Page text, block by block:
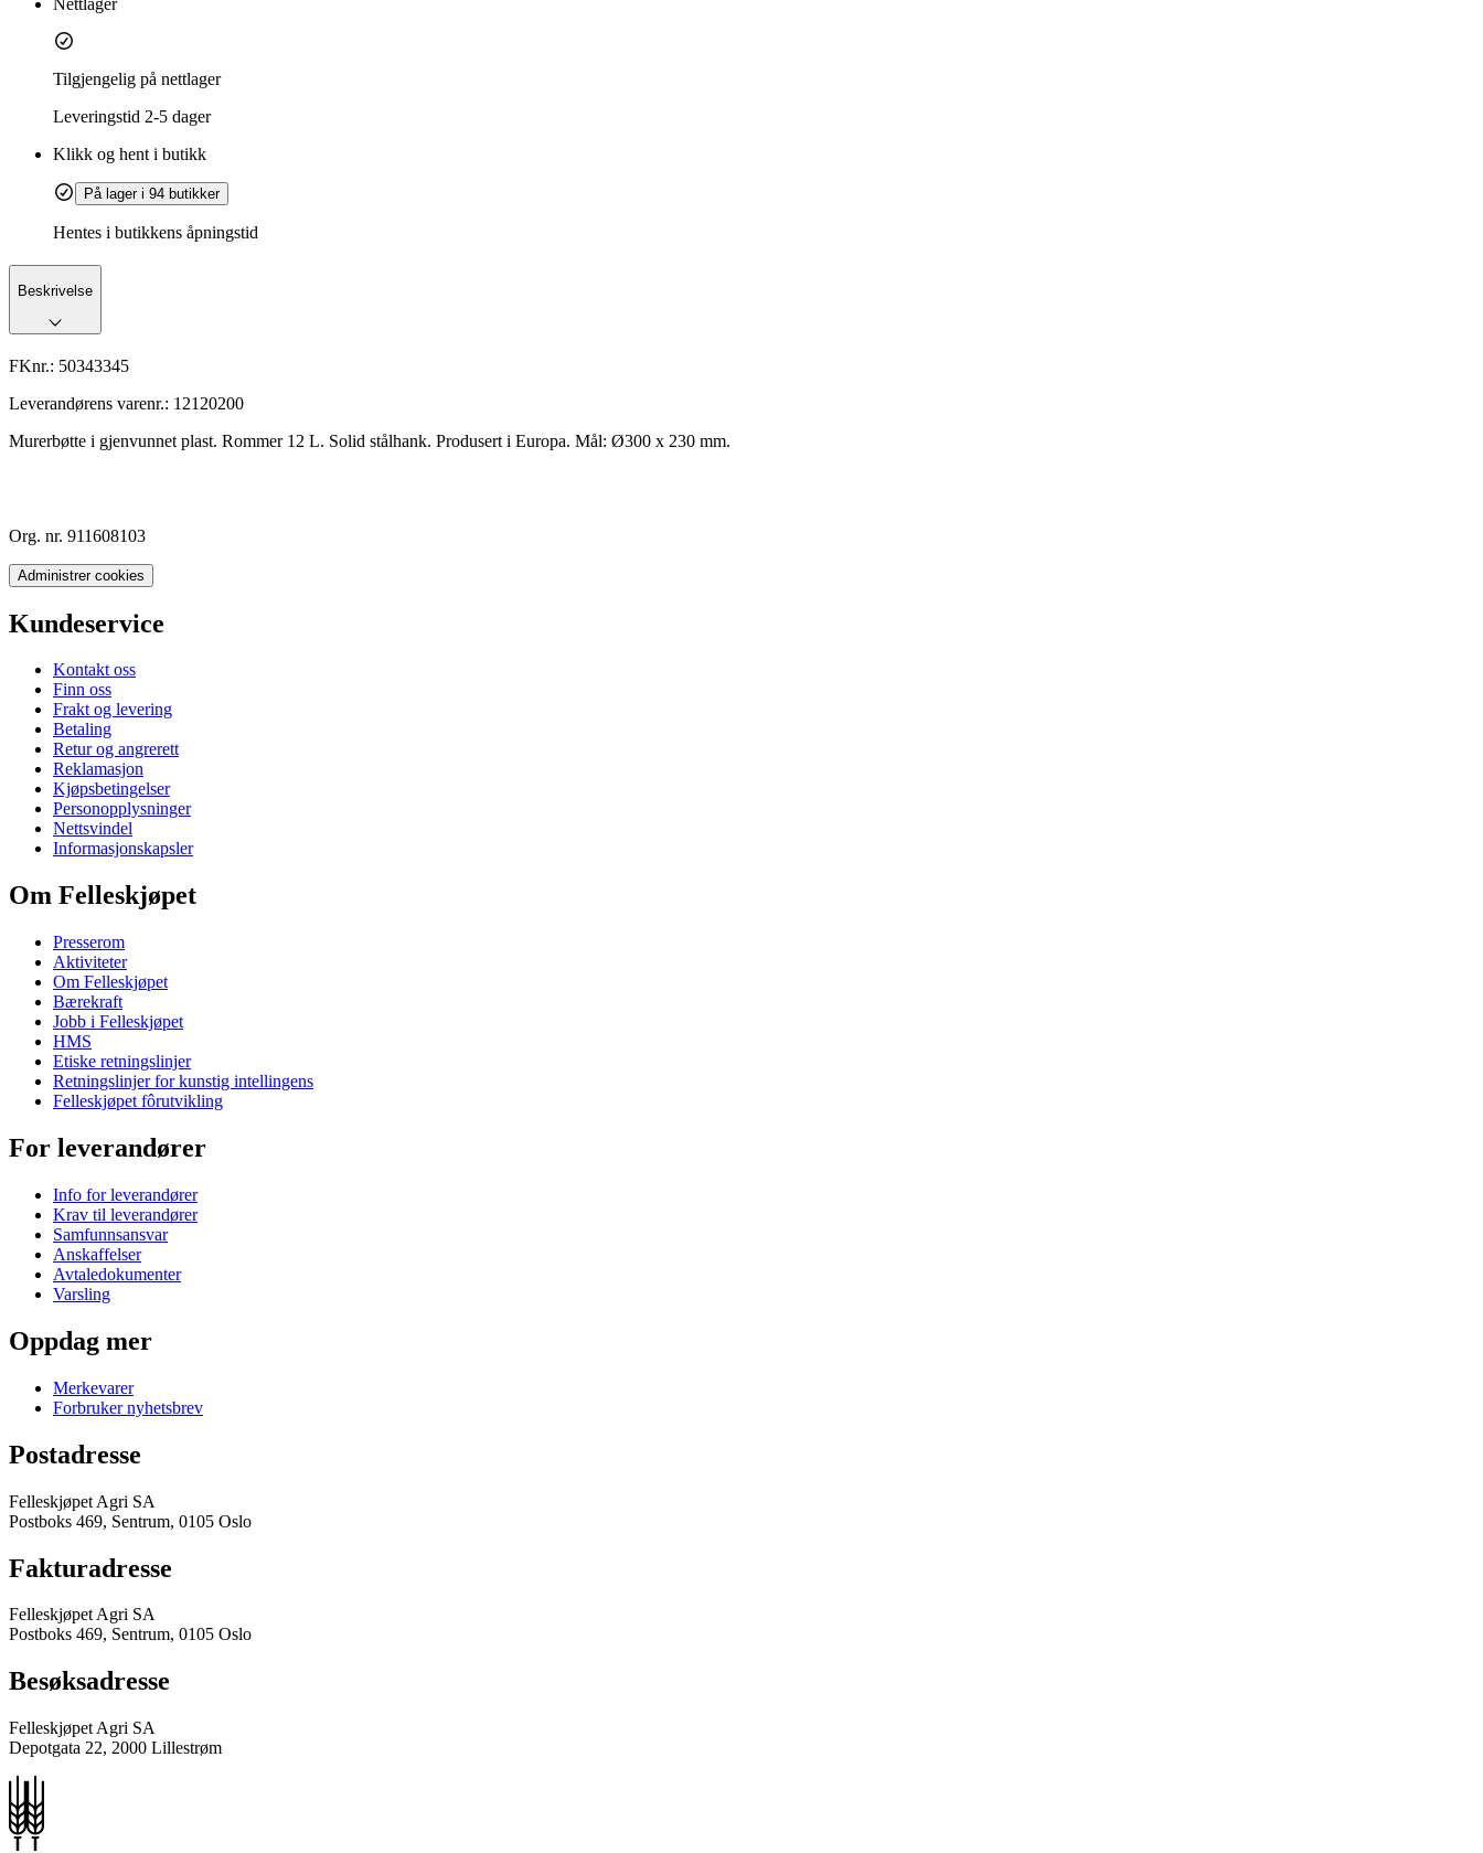
Nettlager
Tilgjengelig på nettlager
Leveringstid 2-5 dager
Klikk og hent i butikk
På lager i 94 butikker
Hentes i butikkens åpningstid
Beskrivelse
FKnr.: 50343345
Leverandørens varenr.: 12120200
Murerbøtte i gjenvunnet plast. Rommer 12 L. Solid stålhank. Produsert i Europa. Mål: Ø300 x 230 mm.
Org. nr. 911608103
Administrer cookies
Kundeservice
Kontakt oss
Finn oss
Frakt og levering
Betaling
Retur og angrerett
Reklamasjon
Kjøpsbetingelser
Personopplysninger
Nettsvindel
Informasjonskapsler
Om Felleskjøpet
Presserom
Aktiviteter
Om Felleskjøpet
Bærekraft
Jobb i Felleskjøpet
HMS
Etiske retningslinjer
Retningslinjer for kunstig intellingens
Felleskjøpet fôrutvikling
For leverandører
Info for leverandører
Krav til leverandører
Samfunnsansvar
Anskaffelser
Avtaledokumenter
Varsling
Oppdag mer
Merkevarer
Forbruker nyhetsbrev
Postadresse
Felleskjøpet Agri SA
Postboks 469, Sentrum, 0105 Oslo
Fakturadresse
Felleskjøpet Agri SA
Postboks 469, Sentrum, 0105 Oslo
Besøksadresse
Felleskjøpet Agri SA
Depotgata 22, 2000 Lillestrøm